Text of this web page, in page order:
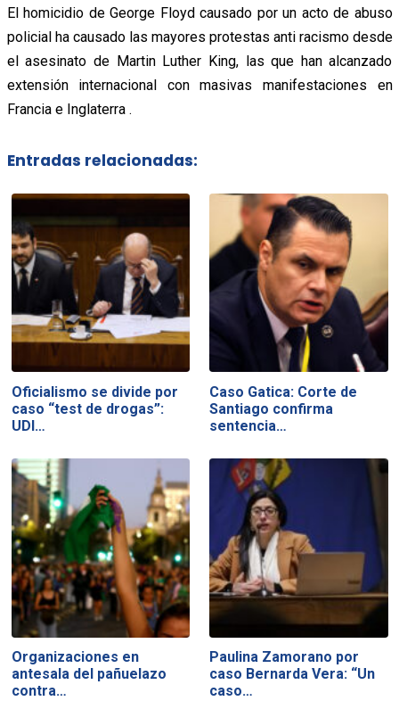
El homicidio de George Floyd causado por un acto de abuso
policial ha causado las mayores protestas anti racismo desde
el asesinato de Martin Luther King, las que han alcanzado
extensión internacional con masivas manifestaciones en
Francia e Inglaterra .
Entradas relacionadas:
Oficialismo se divide por
caso “test de drogas”:
UDI…
Caso Gatica: Corte de
Santiago confirma
sentencia…
Organizaciones en
antesala del pañuelazo
contra…
Paulina Zamorano por
caso Bernarda Vera: “Un
caso…